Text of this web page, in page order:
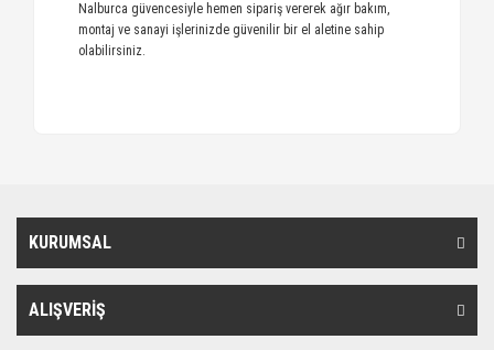
Nalburca güvencesiyle hemen sipariş vererek ağır bakım,
montaj ve sanayi işlerinizde güvenilir bir el aletine sahip
olabilirsiniz.
KURUMSAL
ALIŞVERİŞ